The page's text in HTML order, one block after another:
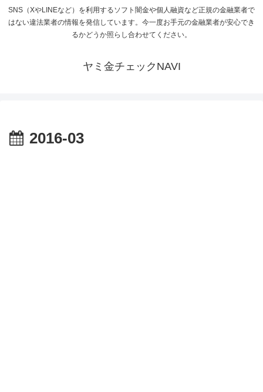
SNS（XやLINEなど）を利用するソフト闇金や個人融資など正規の金融業者で
はない違法業者の情報を発信しています。今一度お手元の金融業者が安心でき
るかどうか照らし合わせてください。
ヤミ金チェックNAVI
2016-03